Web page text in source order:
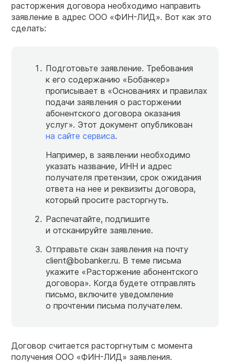
расторжения договора необходимо направить
заявление в адрес ООО «ФИН-ЛИД». Вот как это
сделать:
Подготовьте заявление. Требования
к его содержанию «Бобанкер»
прописывает в «Основаниях и правилах
подачи заявления о расторжении
абонентского договора оказания
услуг». Этот документ опубликован
на сайте сервиса.
Например, в заявлении необходимо
указать название, ИНН и адрес
получателя претензии, срок ожидания
ответа на нее и реквизиты договора,
который просите расторгнуть.
Распечатайте, подпишите
и отсканируйте заявление.
Отправьте скан заявления на почту
client@bobanker.ru. В теме письма
укажите «Расторжение абонентского
договора». Когда будете отправлять
письмо, включите уведомление
о прочтении письма получателем.
Договор считается расторгнутым с момента
получения ООО «ФИН-ЛИД» заявления.